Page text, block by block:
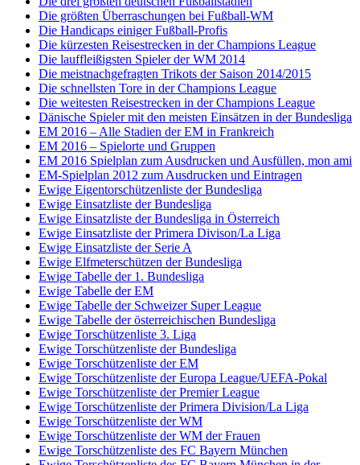
Die größten Überraschungen bei Fußball-WM
Die Handicaps einiger Fußball-Profis
Die kürzesten Reisestrecken in der Champions League
Die lauffleißigsten Spieler der WM 2014
Die meistnachgefragten Trikots der Saison 2014/2015
Die schnellsten Tore in der Champions League
Die weitesten Reisestrecken in der Champions League
Dänische Spieler mit den meisten Einsätzen in der Bundesliga
EM 2016 – Alle Stadien der EM in Frankreich
EM 2016 – Spielorte und Gruppen
EM 2016 Spielplan zum Ausdrucken und Ausfüllen, mon ami
EM-Spielplan 2012 zum Ausdrucken und Eintragen
Ewige Eigentorschützenliste der Bundesliga
Ewige Einsatzliste der Bundesliga
Ewige Einsatzliste der Bundesliga in Österreich
Ewige Einsatzliste der Primera Divison/La Liga
Ewige Einsatzliste der Serie A
Ewige Elfmeterschützen der Bundesliga
Ewige Tabelle der 1. Bundesliga
Ewige Tabelle der EM
Ewige Tabelle der Schweizer Super League
Ewige Tabelle der österreichischen Bundesliga
Ewige Torschützenliste 3. Liga
Ewige Torschützenliste der Bundesliga
Ewige Torschützenliste der EM
Ewige Torschützenliste der Europa League/UEFA-Pokal
Ewige Torschützenliste der Premier League
Ewige Torschützenliste der Primera Division/La Liga
Ewige Torschützenliste der WM
Ewige Torschützenliste der WM der Frauen
Ewige Torschützenliste des FC Bayern München